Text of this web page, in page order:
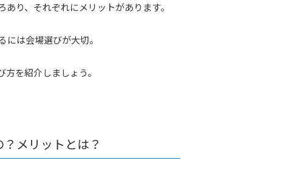
り、それぞれにメリットがあります。
は会場選びが大切。
を紹介しましょう。
メリットとは？